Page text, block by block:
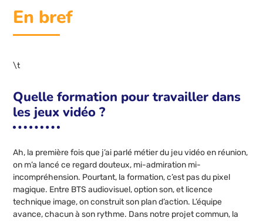
En bref
\t
Quelle formation pour travailler dans
les jeux vidéo ?
Ah, la première fois que j’ai parlé métier du jeu vidéo en réunion,
on m’a lancé ce regard douteux, mi-admiration mi-
incompréhension. Pourtant, la formation, c’est pas du pixel
magique. Entre BTS audiovisuel, option son, et licence
technique image, on construit son plan d’action. L’équipe
avance, chacun à son rythme. Dans notre projet commun, la